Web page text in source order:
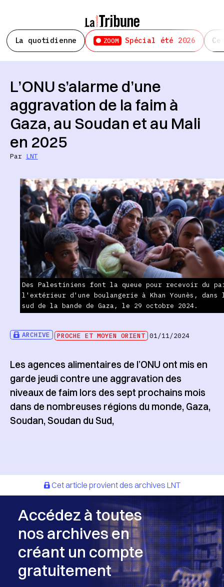
La quotidienne ZOOM Spécial été 2026
ARCHIVE PROCHE ET MOYEN ORIENT 01/11/2024
L’ONU s’alarme d’une
aggravation de la faim à
Gaza, au Soudan et au Mali
en 2025
Par LNT
Des Palestiniens font la queue pour recevoir du
l'extérieur d'une boulangerie à Khan Younès, dans
sud de la bande de Gaza, le 29 octobre 2024.
Les agences alimentaires de l’ONU ont mis en
garde jeudi contre une aggravation des
niveaux de faim lors des sept prochains mois
dans de nombreuses régions du monde, Gaza,
Soudan, Soudan du Sud,
Cet article provient des archives LNT
Accédez à toutes
nos archives en
créant un compte
gratuitement